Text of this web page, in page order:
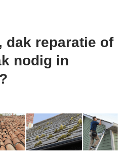
dak reparatie of
nodig in